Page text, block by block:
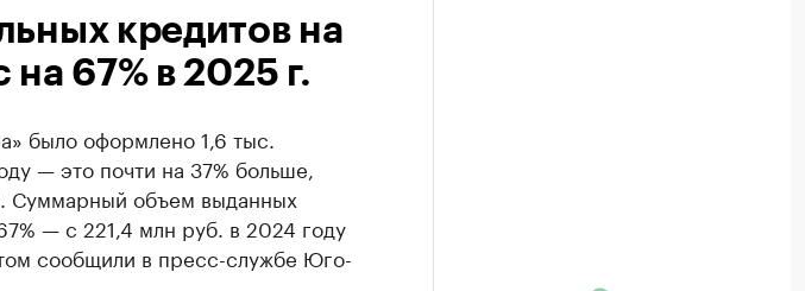
кредитов на
67% в 2025 г.
было оформлено 1,6 тыс.
— это почти на 37% больше,
Суммарный объем выданных
— с 221,4 млн руб. в 2024 году
сообщили в пресс-службе Юго-